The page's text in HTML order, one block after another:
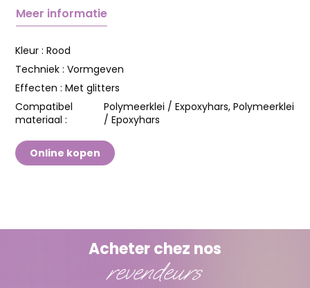
Meer informatie
Kleur : Rood
Techniek : Vormgeven
Effecten : Met glitters
Compatibel
materiaal :
Polymeerklei / Expoxyhars, Polymeerklei
/ Epoxyhars
Online kopen
Acheter chez nos
revendeurs